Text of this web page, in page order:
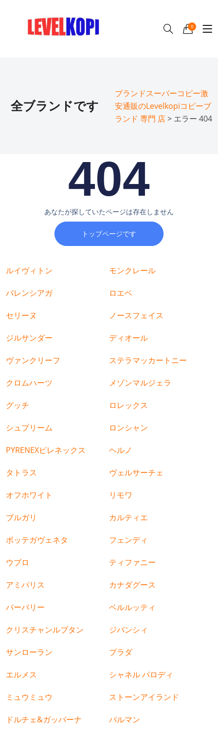
0
全ブランドです
ブランドスーパーコピー激
安通販のLevelkopiコピーブ
ランド 専門 店> エラー 404
404
あなたが探していたページは存在しません
トップページです
ルイヴィトン モンクレール
バレンシアガ ロエベ
セリーヌ ノースフェイス
ジルサンダー ディオール
ヴァンクリーフ ステラマッカートニー
クロムハーツ メゾンマルジェラ
グッチ ロレックス
シュプリーム ロンシャン
PYRENEXピレネックス ヘルノ
タトラス ヴェルサーチェ
オフホワイト リモワ
ブルガリ カルティエ
ボッテガヴェネタ フェンディ
ウブロ ティファニー
アミパリス カナダグース
バーバリー ベルルッティ
クリスチャンルブタン ジバンシィ
サンローラン プラダ
エルメス シャネル パロディ
ミュウミュウ ストーンアイランド
ドルチェ&ガッバーナ バルマン